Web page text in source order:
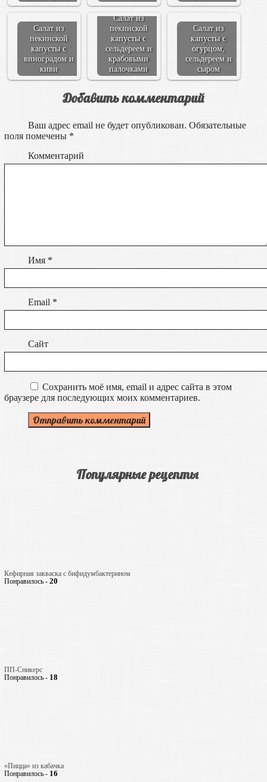
Салат из
пекинской
капусты с
виноградом и
киви
Салат из
пекинской
капусты с
сельдереем и
крабовыми
палочками
Салат из
капусты с
огурцом,
сельдереем и
сыром
Добавить комментарий
Ваш адрес email не будет опубликован. Обязательные
поля помечены *
Комментарий
Имя *
Email *
Сайт
Сохранить моё имя, email и адрес сайта в этом
браузере для последующих моих комментариев.
Популярные рецепты
Кефирная закваска с бифидумбактерином
Понравилось - 20
ПП-Сникерс
Понравилось - 18
«Пицца» из кабачка
Понравилось - 16